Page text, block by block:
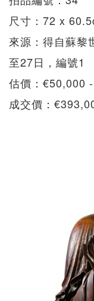
尺寸：72 x
來源：得自蘇
至27日，編號1
估價：€50,000
成交價：